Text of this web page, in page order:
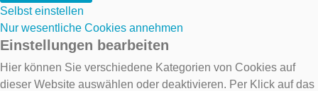
Selbst einstellen
Nur wesentliche Cookies annehmen
Einstellungen bearbeiten
Hier können Sie verschiedene Kategorien von Cookies auf
dieser Website auswählen oder deaktivieren. Per Klick auf das